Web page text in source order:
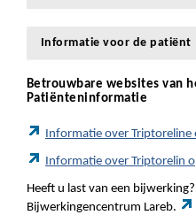
Informatie voor de patiënt
Betrouwbare websites van
Patiënteninformatie
Informatie over Triptoreline
Informatie over Triptorelin
Heeft u last van een
Bijwerkingencentrum Lareb.